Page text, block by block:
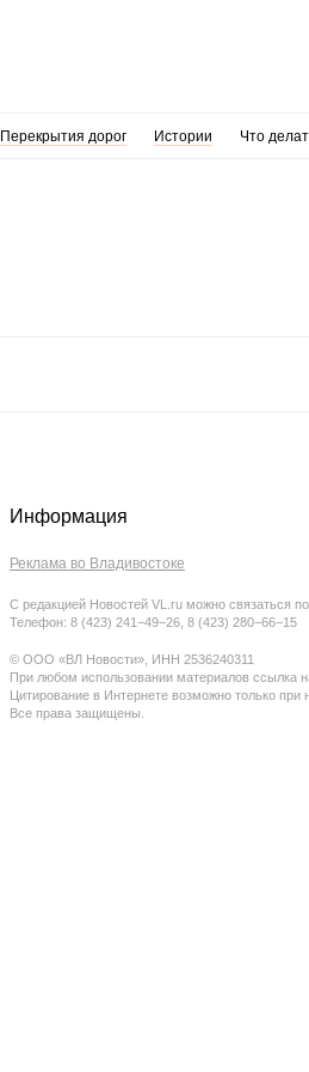
Перекрытия дорог Истории Что
Информация
Реклама во Владивостоке
С редакцией Новостей VL.ru можно связаться
Телефон: 8 (423) 241−49−26, 8 (423) 280−66−15
© ООО «ВЛ Новости», ИНН 2536240311
При любом использовании материалов ссылка
Цитирование в Интернете возможно только при
Все права защищены.